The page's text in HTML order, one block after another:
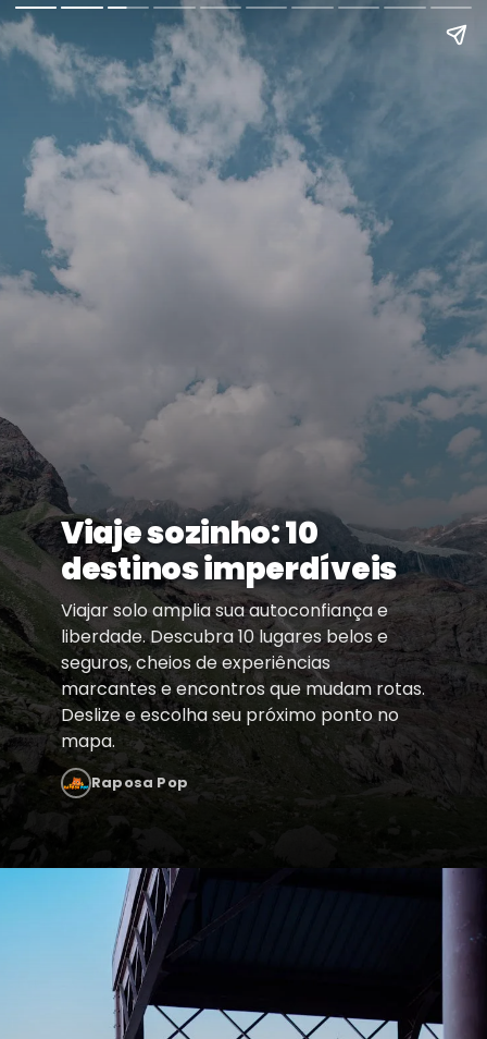
Viaje sozinho: 10
destinos imperdíveis
Viajar solo amplia sua autoconfiança e
liberdade. Descubra 10 lugares belos e
seguros, cheios de experiências
marcantes e encontros que mudam rotas.
Deslize e escolha seu próximo ponto no
mapa.
Raposa Pop